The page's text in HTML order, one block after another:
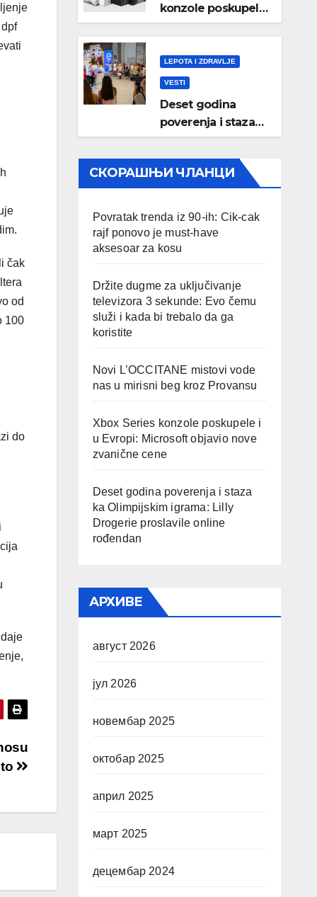
čak
od
100
do
konzole poskupele
i u Evropi: Microsoft
zvanične cene
LEPOTA I ZDRAVLJE
VESTI
Deset godina
poverenja i staza
ka Olimpijskim
igrama: Lilly
Drogerie proslavile
online rođendan
СКОРАШЊИ ЧЛАНЦИ
Povratak trenda iz 90-ih: Cik-cak
rajf ponovo je must-have
aksesoar za kosu
Držite dugme za uključivanje
televizora 3 sekunde: Evo čemu
služi i kada bi trebalo da ga
koristite
Novi L’OCCITANE mistovi vode
nas u mirisni beg kroz Provansu
Xbox Series konzole poskupele i
u Evropi: Microsoft objavio nove
zvanične cene
Deset godina poverenja i staza
ka Olimpijskim igrama: Lilly
Drogerie proslavile online
rođendan
АРХИВЕ
август 2026
јул 2026
новембар 2025
октобар 2025
април 2025
март 2025
децембар 2024